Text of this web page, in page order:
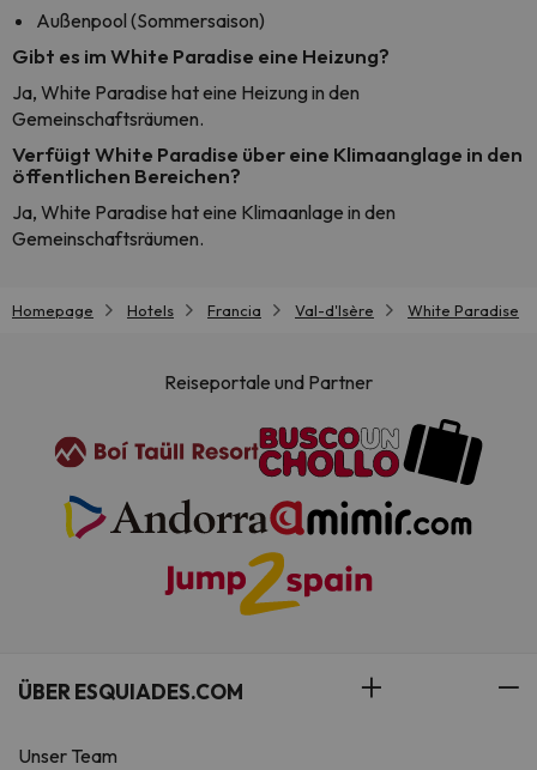
Außenpool (Sommersaison)
Gibt es im White Paradise eine Heizung?
Ja, White Paradise hat eine Heizung in den
Gemeinschaftsräumen.
Verfüigt White Paradise über eine Klimaanglage in den
öffentlichen Bereichen?
Ja, White Paradise hat eine Klimaanlage in den
Gemeinschaftsräumen.
Homepage Hotels Francia Val-d'Isère White Paradise
Reiseportale und Partner
ÜBER ESQUIADES.COM
Unser Team